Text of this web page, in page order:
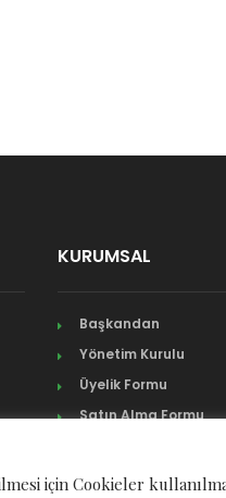
KURUMSAL
Başkandan
Yönetim Kurulu
Üyelik Formu
Satın Alma Formu
için Cookieler